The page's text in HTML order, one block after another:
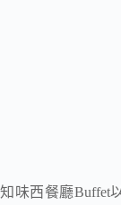
知味西餐廳Buffet